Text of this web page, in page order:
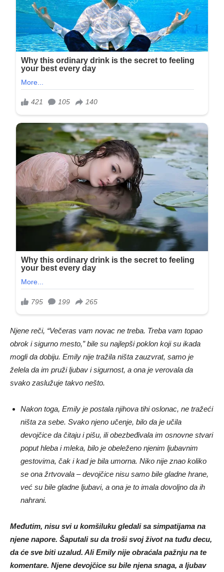
Njene reči, “Večeras vam novac ne treba. Treba vam topao
obrok i sigurno mesto,” bile su najlepši poklon koji su ikada
mogli da dobiju. Emily nije tražila ništa zauzvrat, samo je
želela da im pruži ljubav i sigurnost, a ona je verovala da
svako zaslužuje takvo nešto.
Nakon toga, Emily je postala njihova tihi oslonac, ne tražeći
ništa za sebe. Svako njeno učenje, bilo da je učila
devojčice da čitaju i pišu, ili obezbeđivala im osnovne stvari
poput hleba i mleka, bilo je obeleženo njenim ljubavnim
gestovima, čak i kad je bila umorna. Niko nije znao koliko
se ona žrtvovala – devojčice nisu samo bile gladne hrane,
već su bile gladne ljubavi, a ona je to imala dovoljno da ih
nahrani.
Međutim, nisu svi u komšiluku gledali sa simpatijama na
njene napore. Šaputali su da troši svoj život na tuđu decu,
da će sve biti uzalud. Ali Emily nije obraćala pažnju na te
komentare. Njene devojčice su bile njena snaga, a ljubav